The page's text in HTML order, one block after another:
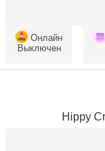
Онлайн
Выключен
Hippy